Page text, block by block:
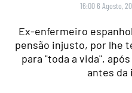
16:00 6 Agosto,
Ex-enfermeiro
pensão injusto, por lhe
para "toda a vida",
antes da